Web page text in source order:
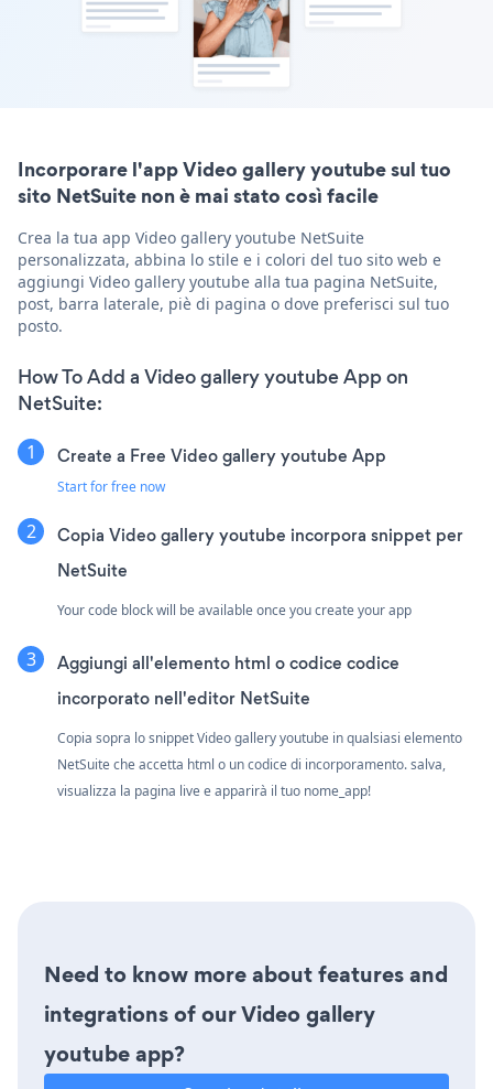
Incorporare l'app Video gallery youtube sul tuo
sito NetSuite non è mai stato così facile
Crea la tua app Video gallery youtube NetSuite
personalizzata, abbina lo stile e i colori del tuo sito web e
aggiungi Video gallery youtube alla tua pagina NetSuite,
post, barra laterale, piè di pagina o dove preferisci sul tuo
posto.
How To Add a Video gallery youtube App on
NetSuite:
Create a Free Video gallery youtube App
Start for free now
Copia Video gallery youtube incorpora snippet per
NetSuite
Your code block will be available once you create your app
Aggiungi all'elemento html o codice codice
incorporato nell'editor NetSuite
Copia sopra lo snippet Video gallery youtube in qualsiasi elemento
NetSuite che accetta html o un codice di incorporamento. salva,
visualizza la pagina live e apparirà il tuo nome_app!
Need to know more about features and
integrations of our Video gallery
youtube app?